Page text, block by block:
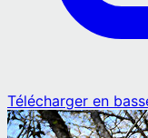
Télécharger en